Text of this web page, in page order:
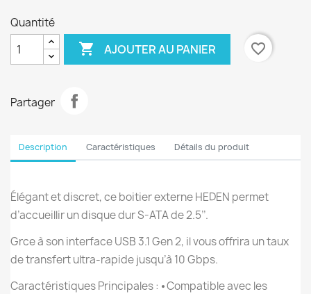
Quantité
 AJOUTER AU PANIER favorite_border
Partager
Description Caractéristiques Détails du produit
Élégant et discret, ce boitier externe HEDEN permet
d’accueillir un disque dur S-ATA de 2.5’’.
Grce à son interface USB 3.1 Gen 2, il vous offrira un taux
de transfert ultra-rapide jusqu’à 10 Gbps.
Caractéristiques Principales : ⦁ Compatible avec les